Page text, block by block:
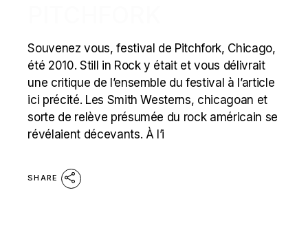
Souvenez vous, festival de Pitchfork, Chicago,
été 2010. Still in Rock y était et vous délivrait
une critique de l’ensemble du festival à l’article
ici précité. Les Smith Westerns, chicagoan et
sorte de relève présumée du rock américain se
révélaient décevants. À l’i
SHARE